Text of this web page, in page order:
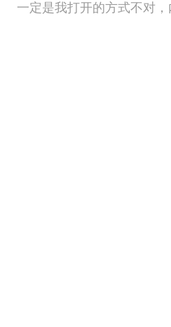
一定是我打开的方式不对